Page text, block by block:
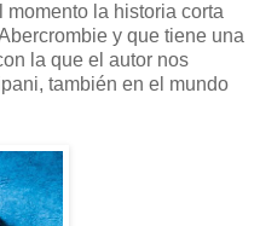
momento la historia corta
y que tiene una
la que el autor nos
también en el mundo